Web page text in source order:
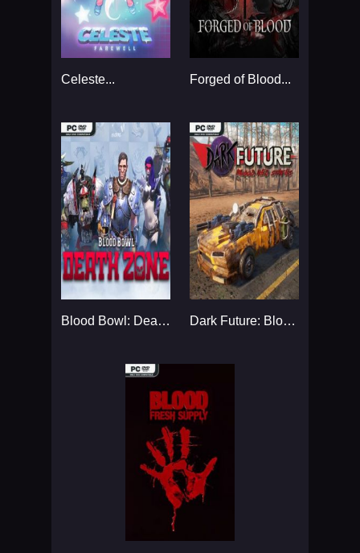
Celeste... Forged of Blood...
Blood Bowl: Death Zone... Dark Future: Blood Red States...